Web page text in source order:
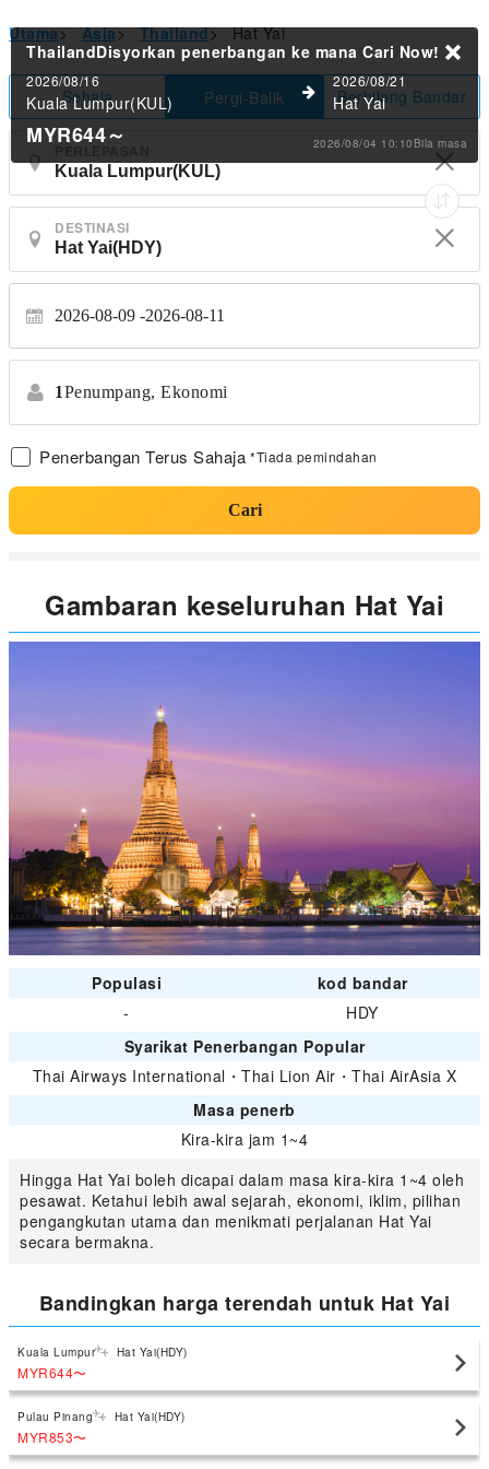
Utama> Asia> Thailand> Hat Yai
Sehala Pergi-Balik Berbilang Bandar
DESTINASI
2026-08-09 2026-08-11
1Penumpang, Ekonomi
Penerbangan Terus Sahaja *Tiada pemindahan
Cari
ThailandDisyorkan penerbangan ke mana Cari Now!
2026/08/16
Kuala Lumpur(KUL)
2026/08/21
Hat Yai
MYR644～ 2026/08/04 10:10Bila masa
Gambaran keseluruhan Hat Yai
Populasi
kod bandar
-
HDY
Syarikat Penerbangan Popular
Thai Airways International ・Thai Lion Air ・Thai AirAsia X
Masa penerb
Kira-kira jam 1~4
Hingga Hat Yai boleh dicapai dalam masa kira-kira 1~4 oleh
pesawat. Ketahui lebih awal sejarah, ekonomi, iklim, pilihan
pengangkutan utama dan menikmati perjalanan Hat Yai
secara bermakna.
Bandingkan harga terendah untuk Hat Yai
Kuala Lumpur Hat Yai(HDY)
MYR644〜
Pulau Pinang Hat Yai(HDY)
MYR853〜